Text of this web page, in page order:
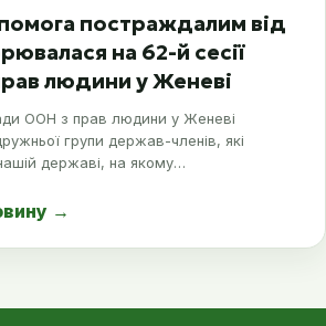
постраждалим від
на 62-й сесії
людини у Женеві
ООН з прав людини у Женеві
групи держав-членів, які
державі, на якому…
→